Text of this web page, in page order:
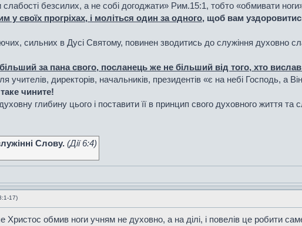
слабості безсилих, а не собі догоджати» Рим.15:1, тобто «обмивати
у своїх прогріхах, і моліться один за одного, щоб вам
сильних в Дусі Святому, повинен зводитись до служіння духовно
за пана свого, посланець же не більший від того, хто
учителів, директорів, начальників, президентів «є на небі Господь, а
чините!
глибину цього і поставити її в принцип свого духовного життя та
Слову. (Дiї 6:4)
17)
обмив ноги учням не духовно, а на ділі, і повелів це робити